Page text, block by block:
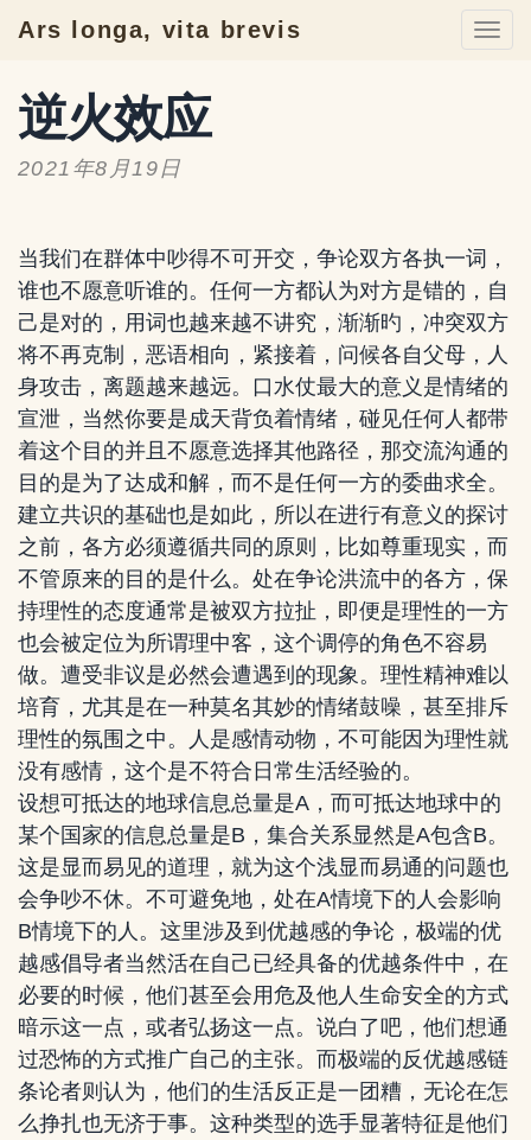
Ars longa, vita brevis
逆火效应
2021年8月19日
当我们在群体中吵得不可开交，争论双方各执一词，
谁也不愿意听谁的。任何一方都认为对方是错的，自
己是对的，用词也越来越不讲究，渐渐旳，冲突双方
将不再克制，恶语相向，紧接着，问候各自父母，人
身攻击，离题越来越远。口水仗最大的意义是情绪的
宣泄，当然你要是成天背负着情绪，碰见任何人都带
着这个目的并且不愿意选择其他路径，那交流沟通的
目的是为了达成和解，而不是任何一方的委曲求全。
建立共识的基础也是如此，所以在进行有意义的探讨
之前，各方必须遵循共同的原则，比如尊重现实，而
不管原来的目的是什么。处在争论洪流中的各方，保
持理性的态度通常是被双方拉扯，即便是理性的一方
也会被定位为所谓理中客，这个调停的角色不容易
做。遭受非议是必然会遭遇到的现象。理性精神难以
培育，尤其是在一种莫名其妙的情绪鼓噪，甚至排斥
理性的氛围之中。人是感情动物，不可能因为理性就
没有感情，这个是不符合日常生活经验的。
设想可抵达的地球信息总量是A，而可抵达地球中的
某个国家的信息总量是B，集合关系显然是A包含B。
这是显而易见的道理，就为这个浅显而易通的问题也
会争吵不休。不可避免地，处在A情境下的人会影响
B情境下的人。这里涉及到优越感的争论，极端的优
越感倡导者当然活在自己已经具备的优越条件中，在
必要的时候，他们甚至会用危及他人生命安全的方式
暗示这一点，或者弘扬这一点。说白了吧，他们想通
过恐怖的方式推广自己的主张。而极端的反优越感链
条论者则认为，他们的生活反正是一团糟，无论在怎
么挣扎也无济于事。这种类型的选手显著特征是他们